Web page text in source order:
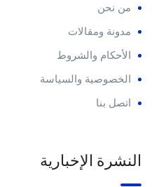
من نحن
مدونة ومقالات
الأحكام والشروط
الخصوصية والسياسة
اتصل بنا
النشرة الإخبارية